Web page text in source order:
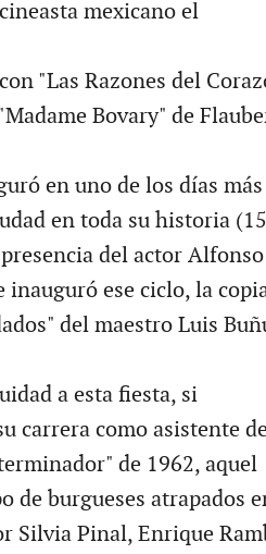
mexicano el
"Las Razones del
Bovary" de
en uno de los días más
en toda su historia (15
del actor Alfonso
ese ciclo, la
del maestro Luis
a esta fiesta, si
carrera como asistente
de 1962, aquel
de burgueses atrapados
Silvia Pinal, Enrique